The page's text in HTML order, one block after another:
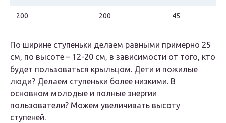
200 200 45
По ширине ступеньки делаем равными примерно 25
см, по высоте – 12-20 см, в зависимости от того, кто
будет пользоваться крыльцом. Дети и пожилые
люди? Делаем ступеньки более низкими. В
основном молодые и полные энергии
пользователи? Можем увеличивать высоту
ступеней.